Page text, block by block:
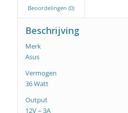
Beoordelingen (0)
Beschrijving
Merk
Asus
Vermogen
36 Watt
Output
12V – 3A